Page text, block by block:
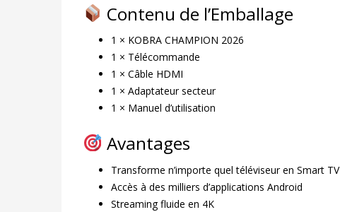
Contenu de l’Emballage
1 × KOBRA CHAMPION 2026
1 × Télécommande
1 × Câble HDMI
1 × Adaptateur secteur
1 × Manuel d’utilisation
Avantages
Transforme n’importe quel téléviseur en Smart TV
Accès à des milliers d’applications Android
Streaming fluide en 4K